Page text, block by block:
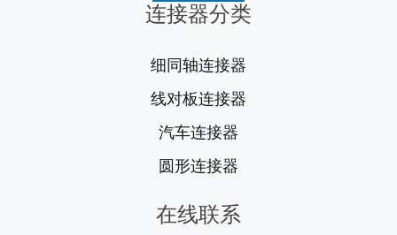
连接器分类
细同轴连接器
线对板连接器
汽车连接器
圆形连接器
在线联系